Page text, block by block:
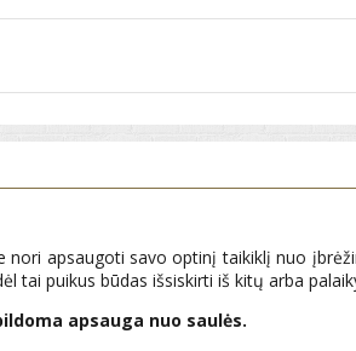
nori apsaugoti savo optinį taikiklį nuo
tai puikus būdas išsiskirti iš kitų arba
apsauga nuo saulės.